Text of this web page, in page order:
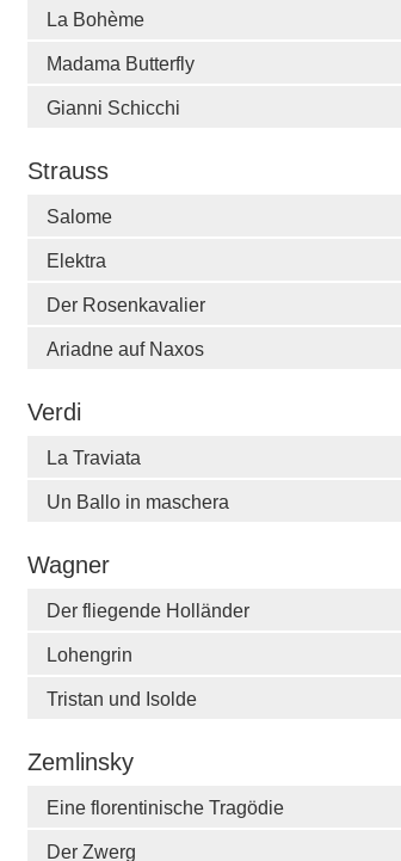
La Bohème
Madama Butterfly
Gianni Schicchi
Strauss
Salome
Elektra
Der Rosenkavalier
Ariadne auf Naxos
Verdi
La Traviata
Un Ballo in maschera
Wagner
Der fliegende Holländer
Lohengrin
Tristan und Isolde
Zemlinsky
Eine florentinische Tragödie
Der Zwerg